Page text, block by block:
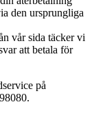
den ursprungliga
vår sida täcker vi
att betala för
på